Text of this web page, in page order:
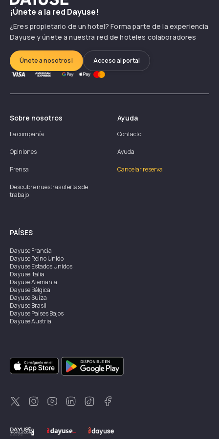
¡Únete a la red Dayuse!
¿Eres propietario de un hotel? Forma parte de la experiencia
Dayuse y únete a nuestra red de hoteles colaboradores
Únete a nosotros! Acceso al portal
Sobre nosotros
La compañía
Opiniones
Prensa
Descubre nuestras ofertas de
trabajo
Ayuda
Contacto
Ayuda
Cancelar reserva
PAÍSES
DayuseFrancia
DayuseReino Unido
DayuseEstados Unidos
DayuseItalia
DayuseAlemania
DayuseBélgica
DayuseSuiza
DayuseBrasil
DayusePaíses Bajos
DayuseAustria
DayuseSingapur
DayuseSuecia
DayuseTailandia
DayuseNueva Zelanda
DayuseTurquía